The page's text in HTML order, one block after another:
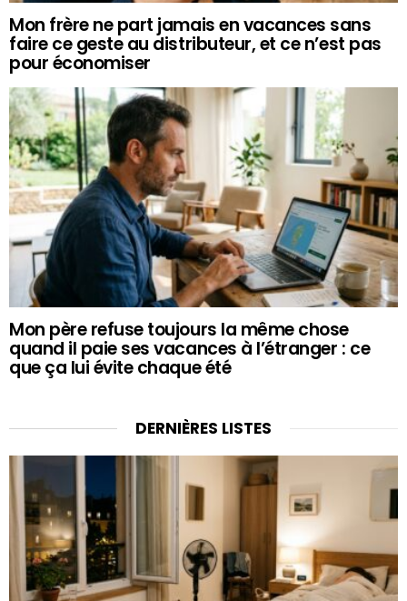
Mon frère ne part jamais en vacances sans
faire ce geste au distributeur, et ce n’est pas
pour économiser
Mon père refuse toujours la même chose
quand il paie ses vacances à l’étranger : ce
que ça lui évite chaque été
DERNIÈRES LISTES